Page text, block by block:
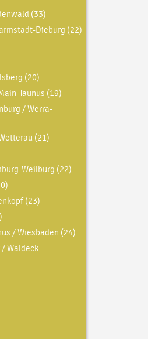
(33)
Dieburg (22)
(20)
Taunus (19)
/ Werra-
(21)
Weilburg (22)
(23)
/ Wiesbaden (24)
Waldeck-